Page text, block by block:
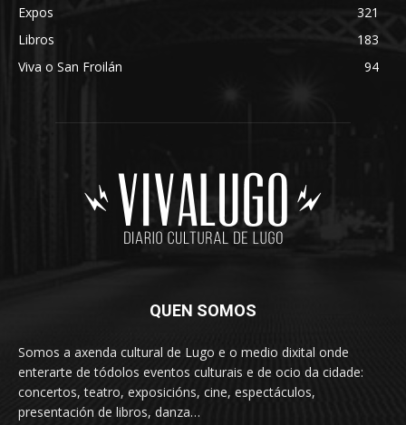
Expos
321
Libros
183
Viva o San Froilán
94
QUEN SOMOS
Somos a axenda cultural de Lugo e o medio dixital onde
enterarte de tódolos eventos culturais e de ocio da cidade:
concertos, teatro, exposicións, cine, espectáculos,
presentación de libros, danza…